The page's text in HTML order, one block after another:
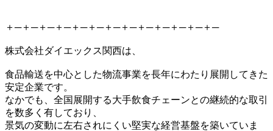
＋─＋─＋─＋─＋─＋─＋─＋─＋─＋─＋─＋─＋─
株式会社ダイエックス関西は、
食品輸送を中心とした物流事業を長年にわたり展開してきた
安定企業です。
なかでも、全国展開する大手飲食チェーンとの継続的な取引
を数多く有しており、
景気の変動に左右されにくい堅実な経営基盤を築いていま